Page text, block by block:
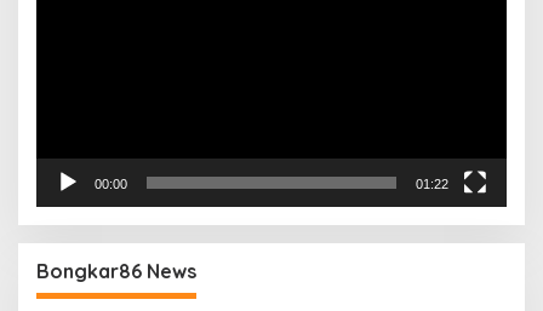
00:00 01:22
Bongkar86 News